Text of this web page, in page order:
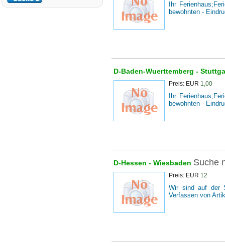
Ihr
bewohnten -
D-Baden-Wuerttemberg -
Preis: EUR 1,00
Ihr
bewohnten -
D-Hessen - Wiesbaden Suche
Preis: EUR 12
Wir sind auf der
Verfassen von